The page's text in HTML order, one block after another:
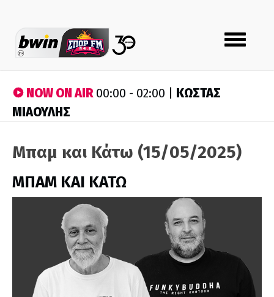
Toggle
navigation
NOW ON AIR00:00 - 02:00 | ΚΩΣΤΑΣ
ΜΙΑΟΥΛΗΣ
Μπαμ και Κάτω (15/05/2025)
ΜΠΑΜ ΚΑΙ ΚΑΤΩ